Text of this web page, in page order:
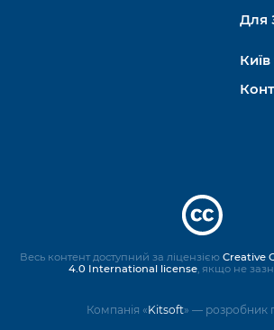
Для
Компанія «Kitsoft» — розробник
Весь контент доступний за ліцензією Creative
4.0 International license , якщо не